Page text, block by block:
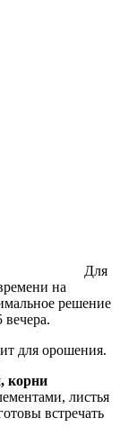
Для
на
решение
вечера.
для орошения.
корни
листья
встречать